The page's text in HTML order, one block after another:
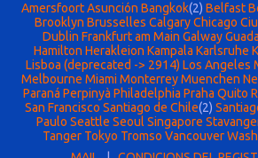
AmersfoortAsunción Bangkok(2) Belfast
Brooklyn Brusselles CalgaryChicago
Dublin Frankfurt am Main Galway
Hamilton Herakleion Kampala Karlsruhe
Lisboa (deprecated -> 2914) Los Angeles
Melbourne Miami Monterrey Muenchen
Paraná Perpinyà Philadelphia Praha Quito
San Francisco Santiago de Chile(2)
Paulo Seattle Seoul Singapore
Tanger Tokyo Tromso Vancouver